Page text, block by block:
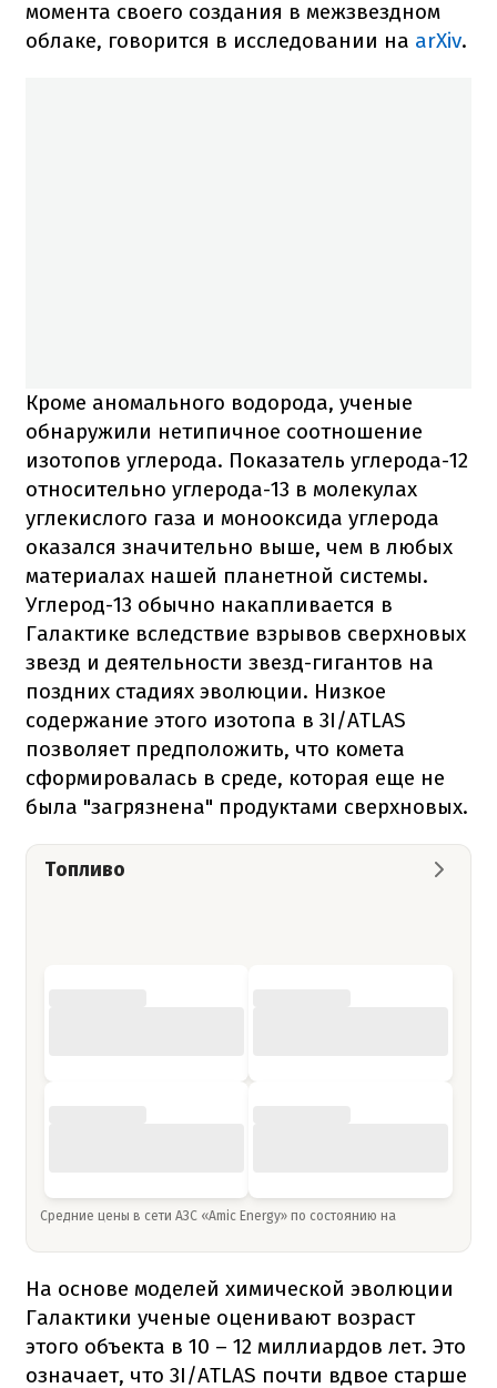
момента своего создания в межзвездном
облаке, говорится в исследовании на arXiv.
Кроме аномального водорода, ученые
обнаружили нетипичное соотношение
изотопов углерода. Показатель углерода-12
относительно углерода-13 в молекулах
углекислого газа и монооксида углерода
оказался значительно выше, чем в любых
материалах нашей планетной системы.
Углерод-13 обычно накапливается в
Галактике вследствие взрывов сверхновых
звезд и деятельности звезд-гигантов на
поздних стадиях эволюции. Низкое
содержание этого изотопа в 3I/ATLAS
позволяет предположить, что комета
сформировалась в среде, которая еще не
была "загрязнена" продуктами сверхновых.
Топливо
Средние цены в сети АЗС «Amic Energy» по состоянию на
На основе моделей химической эволюции
Галактики ученые оценивают возраст
этого объекта в 10 – 12 миллиардов лет. Это
означает, что 3I/ATLAS почти вдвое старше